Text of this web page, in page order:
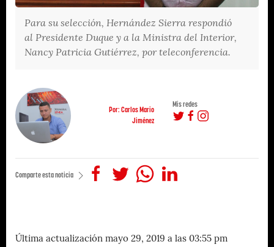
Para su selección, Hernández Sierra respondió
al Presidente Duque y a la Ministra del Interior,
Nancy Patricia Gutiérrez, por teleconferencia.
Por: Carlos Mario
Jiménez
Mis redes
Comparte esta noticia
Última actualización mayo 29, 2019 a las 03:55 pm